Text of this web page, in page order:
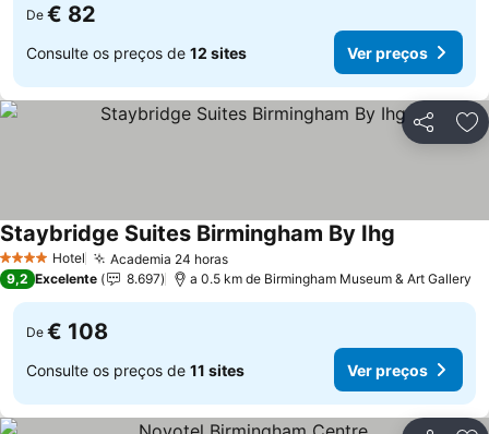
De € 82
Consulte os preços de 12 sites Ver preços
Partilhar
4 EstrelasHotel Academia 24 horas
Staybridge Suites Birmingham By Ihg
9,2 Excelente 8.697 a 0.5 km de Birmingham Museum & Art Gallery
De € 108
Consulte os preços de 11 sites Ver preços